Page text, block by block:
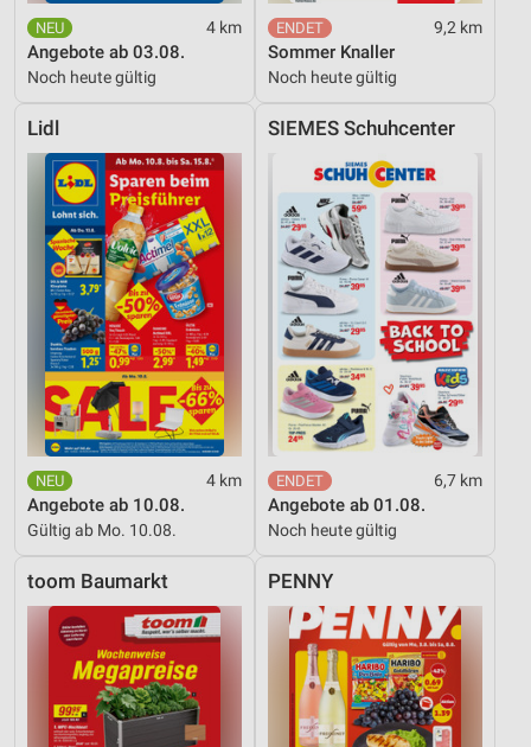
4 km
Angebote ab 03.08.
Noch heute gültig
9,2 km
Sommer Knaller
Noch heute gültig
Lidl
4 km
Angebote ab 10.08.
Gültig ab Mo. 10.08.
SIEMES Schuhcenter
6,7 km
Angebote ab 01.08.
Noch heute gültig
toom Baumarkt PENNY